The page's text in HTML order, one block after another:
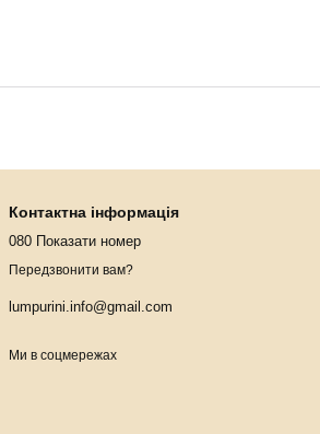
Контактна інформація
080 Показати номер
Передзвонити вам?
lumpurini.info@gmail.com
Ми в соцмережах